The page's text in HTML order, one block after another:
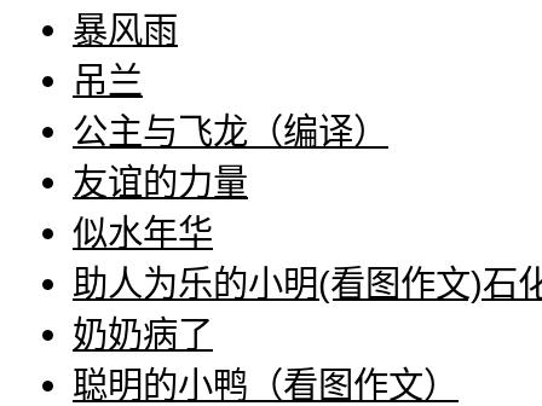
暴风雨
吊兰
公主与飞龙（编译）
友谊的力量
似水年华
助人为乐的小明(看图作文)石
奶奶病了
聪明的小鸭（看图作文）